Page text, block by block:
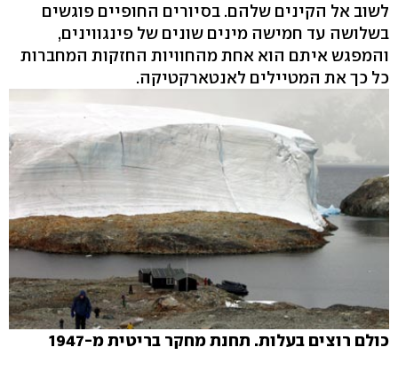
לשוב אל הקינים שלהם. בסיורים החופיים פוגשים
בשלושה עד חמישה מינים שונים של פינגווינים,
והמפגש איתם הוא אחת מהחוויות החזקות המחברות
כל כך את המטיילים לאנטארקטיקה.
כולם רוצים בעלות. תחנת מחקר בריטית מ-1947